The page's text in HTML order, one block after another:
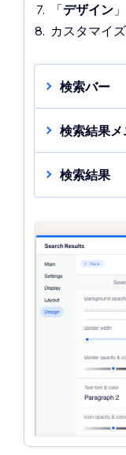
「デザイン
カスタマイ
検索バー
検索結果
します。検
ページを
「検索バー
ョンをカ
背景の
をクリ
択し、
明度を
枠線の太
て、枠
枠線の
をクリ
選択し
透明度
テキス
検索結果
検索語句
（例：ペー
果メニュ
のオプショ
す：
テキス
スをク
し、テ
てフォ
す。
をクリ
ライダ
検索結果
ページの
「検索結果
ョンをカ
検索結果
ーボッ
し、テ
てフォ
す。
ページ送
あるペ
ンでカ
テキ